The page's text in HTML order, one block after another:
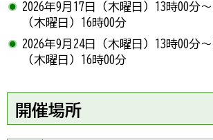
2026年9月17日（木曜日）13時00分～
（木曜日）16時00分
2026年9月24日（木曜日）13時00分～
（木曜日）16時00分
開催場所